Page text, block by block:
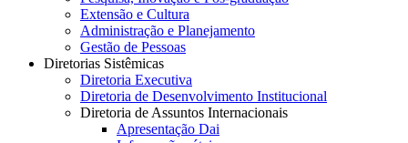
Extensão e Cultura
Administração e Planejamento
Gestão de Pessoas
Diretorias Sistêmicas
Diretoria Executiva
Diretoria de Desenvolvimento Institucional
Diretoria de Assuntos Internacionais
Apresentação Dai